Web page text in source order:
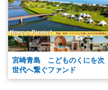
宮崎青島 こどものくにを次
世代へ繋ぐファンド